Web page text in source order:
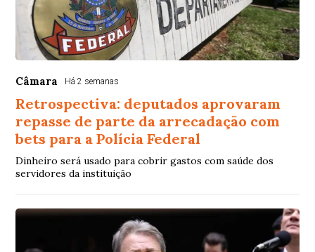
Câmara Há 2 semanas
Retrospectiva: deputados aprovaram
repasse de parte da arrecadação com
bets para a Polícia Federal
Dinheiro será usado para cobrir gastos com saúde dos
servidores da instituição